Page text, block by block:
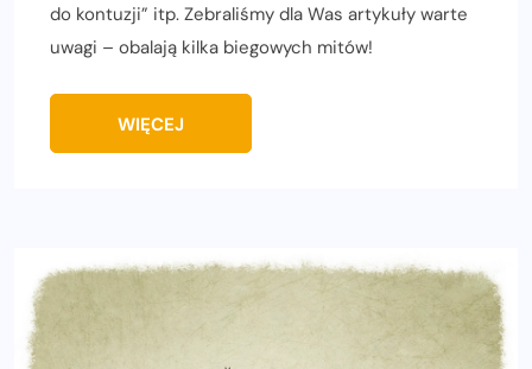
do kontuzji” itp. Zebraliśmy dla Was artykuły warte
uwagi – obalają kilka biegowych mitów!
WIĘCEJ